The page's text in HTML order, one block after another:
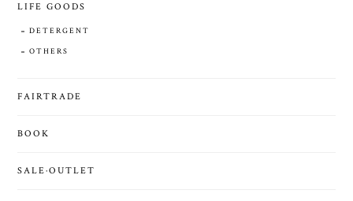
LIFE GOODS
DETERGENT
OTHERS
FAIRTRADE
BOOK
SALE·OUTLET